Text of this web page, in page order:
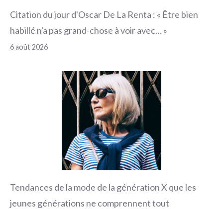
Citation du jour d'Oscar De La Renta : « Être bien
habillé n'a pas grand-chose à voir avec… »
6 août 2026
Tendances de la mode de la génération X que les
jeunes générations ne comprennent tout